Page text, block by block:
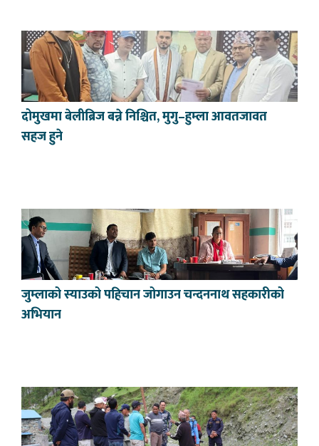
दोमुखमा बेलीब्रिज बन्ने निश्चित, मुगु–हुम्ला आवतजावत
सहज हुने
जुम्लाको स्याउको पहिचान जोगाउन चन्दननाथ सहकारीको
अभियान